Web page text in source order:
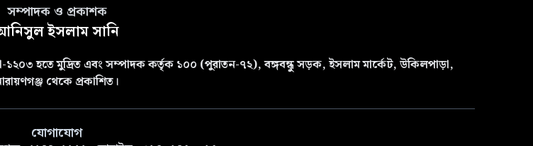
সম্পাদক ও প্রকাশক
ইসলাম সানি
১২০৩ হতে মুদ্রিত এবং সম্পাদক কর্তৃক ১০০ (পুরাতন-৭২), বঙ্গবন্ধু সড়ক, ইসলাম মার্কেট, উকিলপাড়া,
থেকে প্রকাশিত।
যোগাযোগ